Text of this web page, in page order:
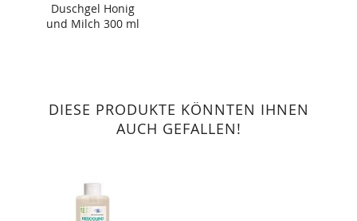
Duschgel Honig
und Milch 300 ml
DIESE PRODUKTE KÖNNTEN IHNEN
AUCH GEFALLEN!